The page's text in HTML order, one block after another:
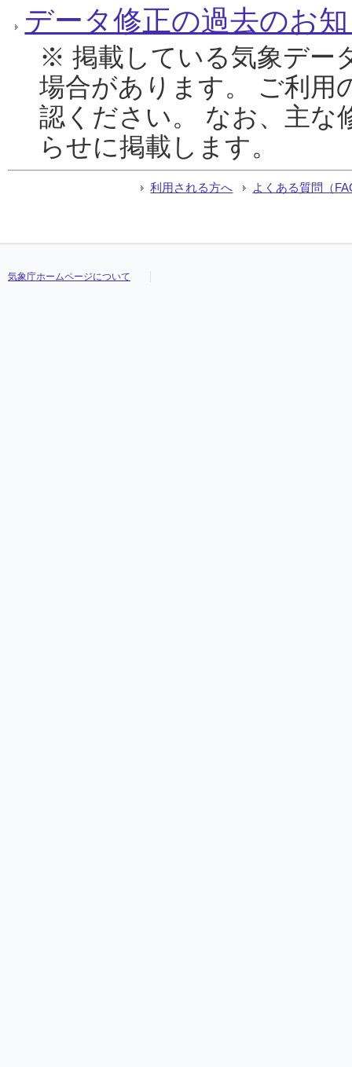
データ修正の過去のお
※ 掲載している気象デー
場合があります。 ご利用
認ください。 なお、主な
らせに掲載します。
利用される方へ よくある質問（
気象庁ホームページについて